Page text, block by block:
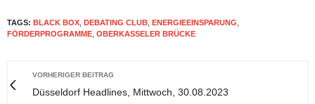
TAGS: BLACK BOX DEBATING CLUB ENERGIEEINSPARUNG
FÖRDERPROGRAMME OBERKASSELER BRÜCKE
VORHERIGER BEITRAG
Düsseldorf Headlines, Mittwoch, 30.08.2023